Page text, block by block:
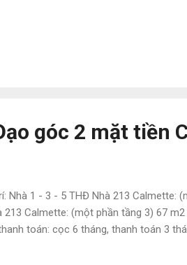
góc 2 mặt tiền
1 - 3 - 5 THĐ Nhà 213 Calmette:
Calmette: (một phần tầng 3) 67
toán: cọc 6 tháng, thanh toán 3